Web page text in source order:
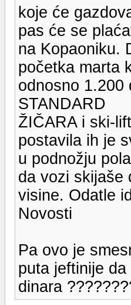
koje će
pas će se
na Kopaoniku.
početka marta
odnosno 1.200
STANDARD
ŽIČARA i ski-
postavila ih je
u podnožju
da vozi skijaše
visine. Odatle
Novosti
Pa ovo je
puta jeftinije
dinara